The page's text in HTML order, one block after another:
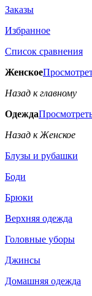
Заказы
Избранное
Список сравнения
Женское
Назад к главному
Одежда
Назад к Женское
Блузы и рубашки
Боди
Брюки
Верхняя одежда
Головные уборы
Джинсы
Домашняя одежда